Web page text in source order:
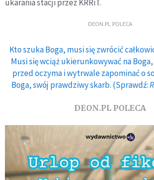
ukarania stacji przez KRRiT.
DEON.PL POLECA
Kto szuka Boga, musi się zwrócić
Musi się wciąż ukierunkowywać na
przed oczyma i wytrwale zapominać o
Boga, swój prawdziwy skarb. (Sprawdź:
DEON.PL POLECA